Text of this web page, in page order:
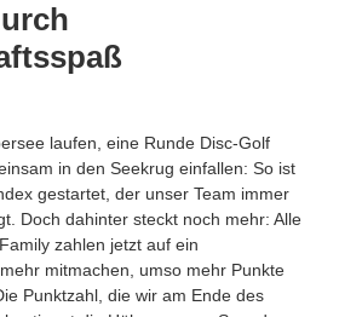
laufen, eine Runde Disc-Golf
in den Seekrug einfallen: So ist
gestartet, der unser Team immer
Doch dahinter steckt noch mehr: Alle
zahlen jetzt auf ein
mitmachen, umso mehr Punkte
Punktzahl, die wir am Ende des